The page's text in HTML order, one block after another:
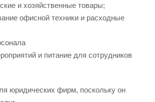
и хозяйственные товары;
офисной техники и расходные
и питание для сотрудников
юридических фирм, поскольку он